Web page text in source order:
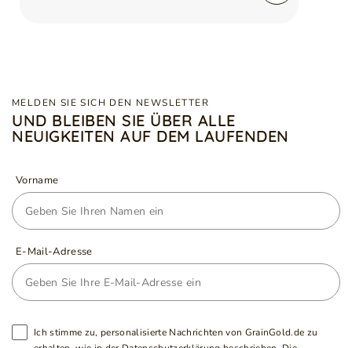
MELDEN SIE SICH DEN NEWSLETTER
UND BLEIBEN SIE ÜBER ALLE
NEUIGKEITEN AUF DEM LAUFENDEN
Vorname
E-Mail-Adresse
Ich stimme zu, personalisierte Nachrichten von GrainGold.de zu